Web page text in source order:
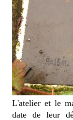
L'atelier et le
date de leur